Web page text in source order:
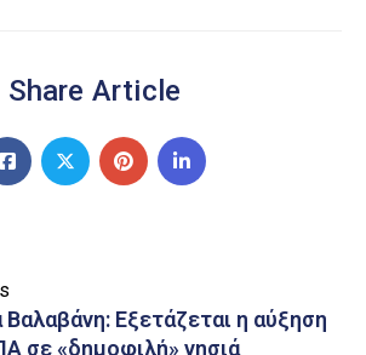
Share Article
Βαλαβάνη: Εξετάζεται η αύξηση
σε «δημοφιλή» νησιά